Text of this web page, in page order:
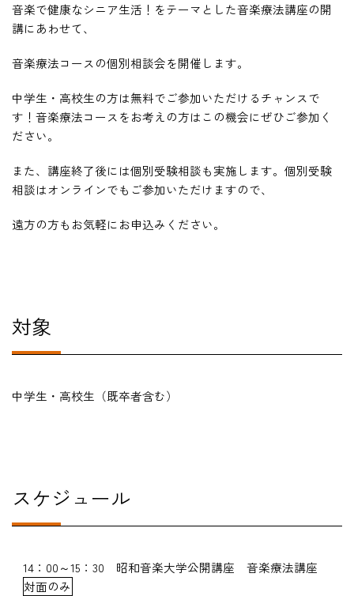
個人情報保護方針
特定商取引法表示
音楽で健康なシニア生活！をテーマとした音楽療法講座の開
講にあわせて、
音楽療法コースの個別相談会を開催します。
中学生・高校生の方は無料でご参加いただけるチャンスで
す！音楽療法コースをお考えの方はこの機会にぜひご参加く
ださい。
また、講座終了後には個別受験相談も実施します。個別受験
相談はオンラインでもご参加いただけますので、
遠方の方もお気軽にお申込みください。
対象
中学生・高校生（既卒者含む）
スケジュール
14 ： 00～15 ： 30 昭和音楽大学公開講座 音楽療法講座
対面のみ